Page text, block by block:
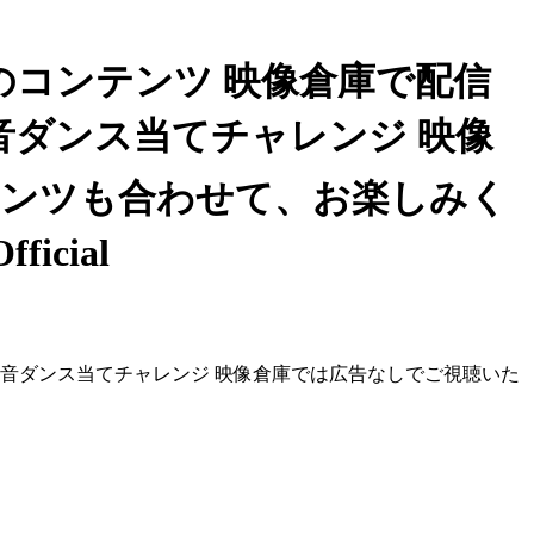
ンテンツ 映像倉庫で配信
ダンス当てチャレンジ 映像
ツも合わせて、お楽しみく
ダンス当てチャレンジ 映像倉庫では広告なしでご視聴いた